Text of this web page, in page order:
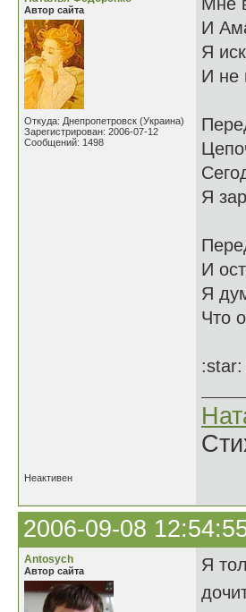
Автор сайта
Откуда: Днепропетровск (Украина)
Зарегистрирован: 2006-07-12
Сообщений: 1498
И
Я
И не
Я
И
Я
Что
Неактивен
2006-09-08
Antosych
Автор сайта
Я